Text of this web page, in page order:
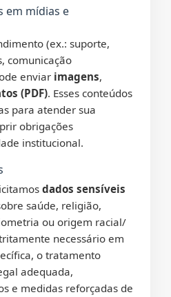
em mídias e
(ex.: suporte,
comunicação
enviar imagens,
(PDF). Esses conteúdos
para atender sua
obrigações
institucional.
dados sensíveis
saúde, religião,
ou origem racial/
necessário em
o tratamento
adequada,
e medidas reforçadas de